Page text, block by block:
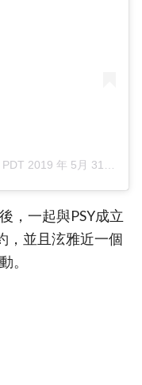
PDT 2019 年 5月 31 日 上午 8:40
，一起與PSY成立
，並且泫雅近一個
。